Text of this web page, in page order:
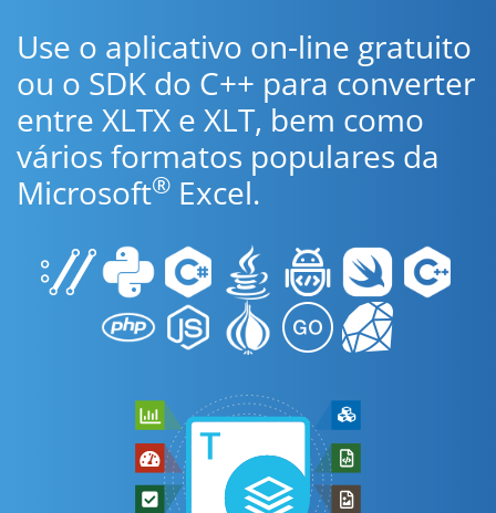
Use o aplicativo on-line gratuito
ou o SDK do C++ para converter
entre XLTX e XLT, bem como
vários formatos populares da
Microsoft® Excel.